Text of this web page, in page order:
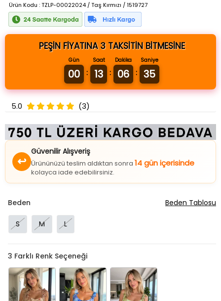
Ürün Kodu : TZLP-00022024 / Taş Kırmızı / 1519727
PEŞİN FİYATINA 3 TAKSİTİN BİTMESİNE
Gün
00 :
Saat
13 :
Dakika
06 :
Saniye
34
5.0 (3)
Güvenilir Alışveriş
Ürününüzü teslim aldıktan sonra
kolayca iade edebilirsiniz.
S